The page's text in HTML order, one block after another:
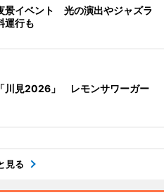
景イベント 光の演出やジャズラ
運行も
川見2026」 レモンサワーガー
見る